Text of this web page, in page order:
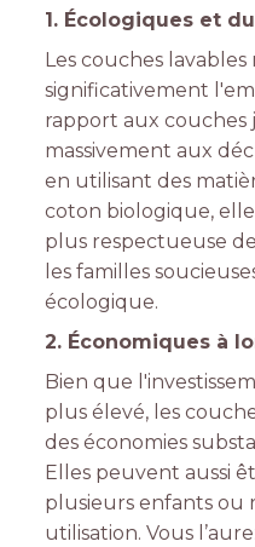
1. Écologiques et
Les couches
significativement
rapport aux
massivement aux
en utilisant des
coton biologique,
plus respectueuse
les familles
écologique.
2. Économiques à
Bien que
plus élevé, les
des économies
Elles peuvent aussi
plusieurs enfants ou
utilisation. Vous